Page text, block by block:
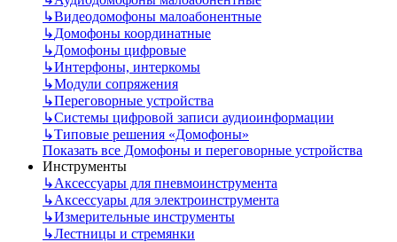
↳Видеодомофоны малоабонентные
↳Домофоны координатные
↳Домофоны цифровые
↳Интерфоны, интеркомы
↳Модули сопряжения
↳Переговорные устройства
↳Системы цифровой записи аудиоинформации
↳Типовые решения «Домофоны»
Показать все Домофоны и переговорные устройства
Инструменты
↳Аксессуары для пневмоинструмента
↳Аксессуары для электроинструмента
↳Измерительные инструменты
↳Лестницы и стремянки